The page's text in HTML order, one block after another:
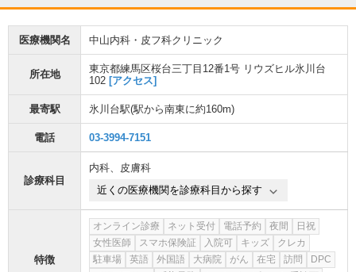
医療機関名 中山内科・皮フ科クリニック
所在地
東京都練馬区桜台三丁目12番1号 リウズヒル氷川台
102 [アクセス]
最寄駅 氷川台駅(駅から南東に約160m)
電話 03-3994-7151
診療科目
内科、 皮膚科
近くの医療機関を診療科目から探す
特徴
オンライン診療 ネット受付 電話予約 夜間
日祝
女性医師
スマホ保険証 入院可 キッズ
クレカ
駐車場
英語 外国語 大病院 がん 在宅 訪問
DPC